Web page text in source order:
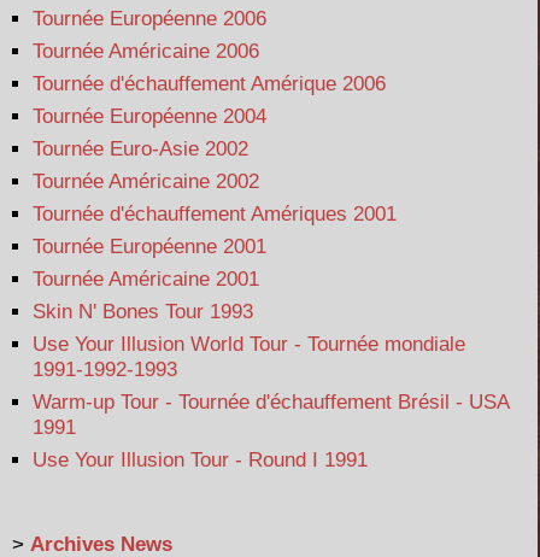
Tournée Européenne 2006
Tournée Américaine 2006
Tournée d'échauffement Amérique 2006
Tournée Européenne 2004
Tournée Euro-Asie 2002
Tournée Américaine 2002
Tournée d'échauffement Amériques 2001
Tournée Européenne 2001
Tournée Américaine 2001
Skin N' Bones Tour 1993
Use Your Illusion World Tour - Tournée mondiale
1991-1992-1993
Warm-up Tour - Tournée d'échauffement Brésil - USA
1991
Use Your Illusion Tour - Round I 1991
> Archives News